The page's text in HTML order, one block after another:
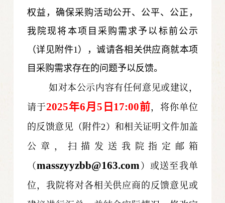
权益，确保采购活动公开、公平、公正，
我院现将本项目采购需求予以标前公示
（详见附件1），诚请各相关供应商就本项
目采购需求存在的问题予以反馈。
如对本公示内容有任何意见或建议，
请于2025年6月 5 日 17:00前，将你单位
的反馈意见（附件2）和相关证明文件加盖
公章，扫描发送我院指定邮箱
（masszyyzbb@163.com）或送至我单
位，我院将对各相关供应商的反馈意见或